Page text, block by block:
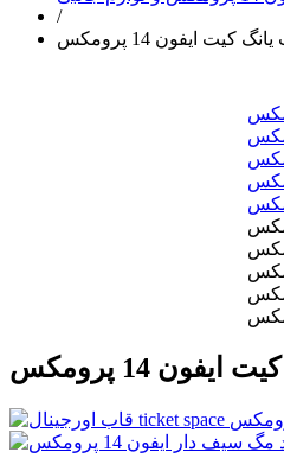
/
کیت ایفون 14 پرومکس
14 پرومکس